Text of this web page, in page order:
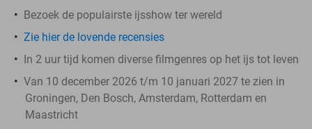
Bezoek de populairste ijsshow ter wereld
Zie hier de lovende recensies
In 2 uur tijd komen diverse filmgenres op het ijs tot leven
Van 10 december 2026 t/m 10 januari 2027 te zien in
Groningen, Den Bosch, Amsterdam, Rotterdam en
Maastricht